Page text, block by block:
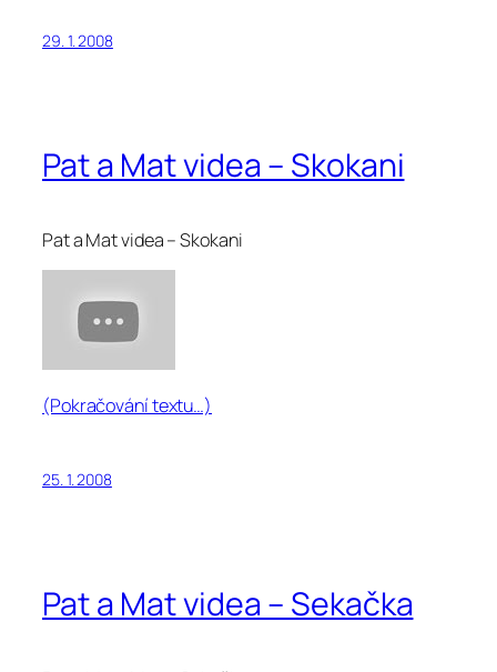
29. 1. 2008
Pat a Mat videa – Skokani
Pat a Mat videa – Skokani
(Pokračování textu…)
25. 1. 2008
Pat a Mat videa – Sekačka